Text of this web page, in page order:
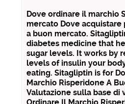
Dove ordinare il marchio
mercato Dove
a buon mercato.
diabetes medicine that
sugar levels. It works by
levels of insulin your
eating. Sitagliptin is for
Marchio Risperidone A
Valutazione sulla base di